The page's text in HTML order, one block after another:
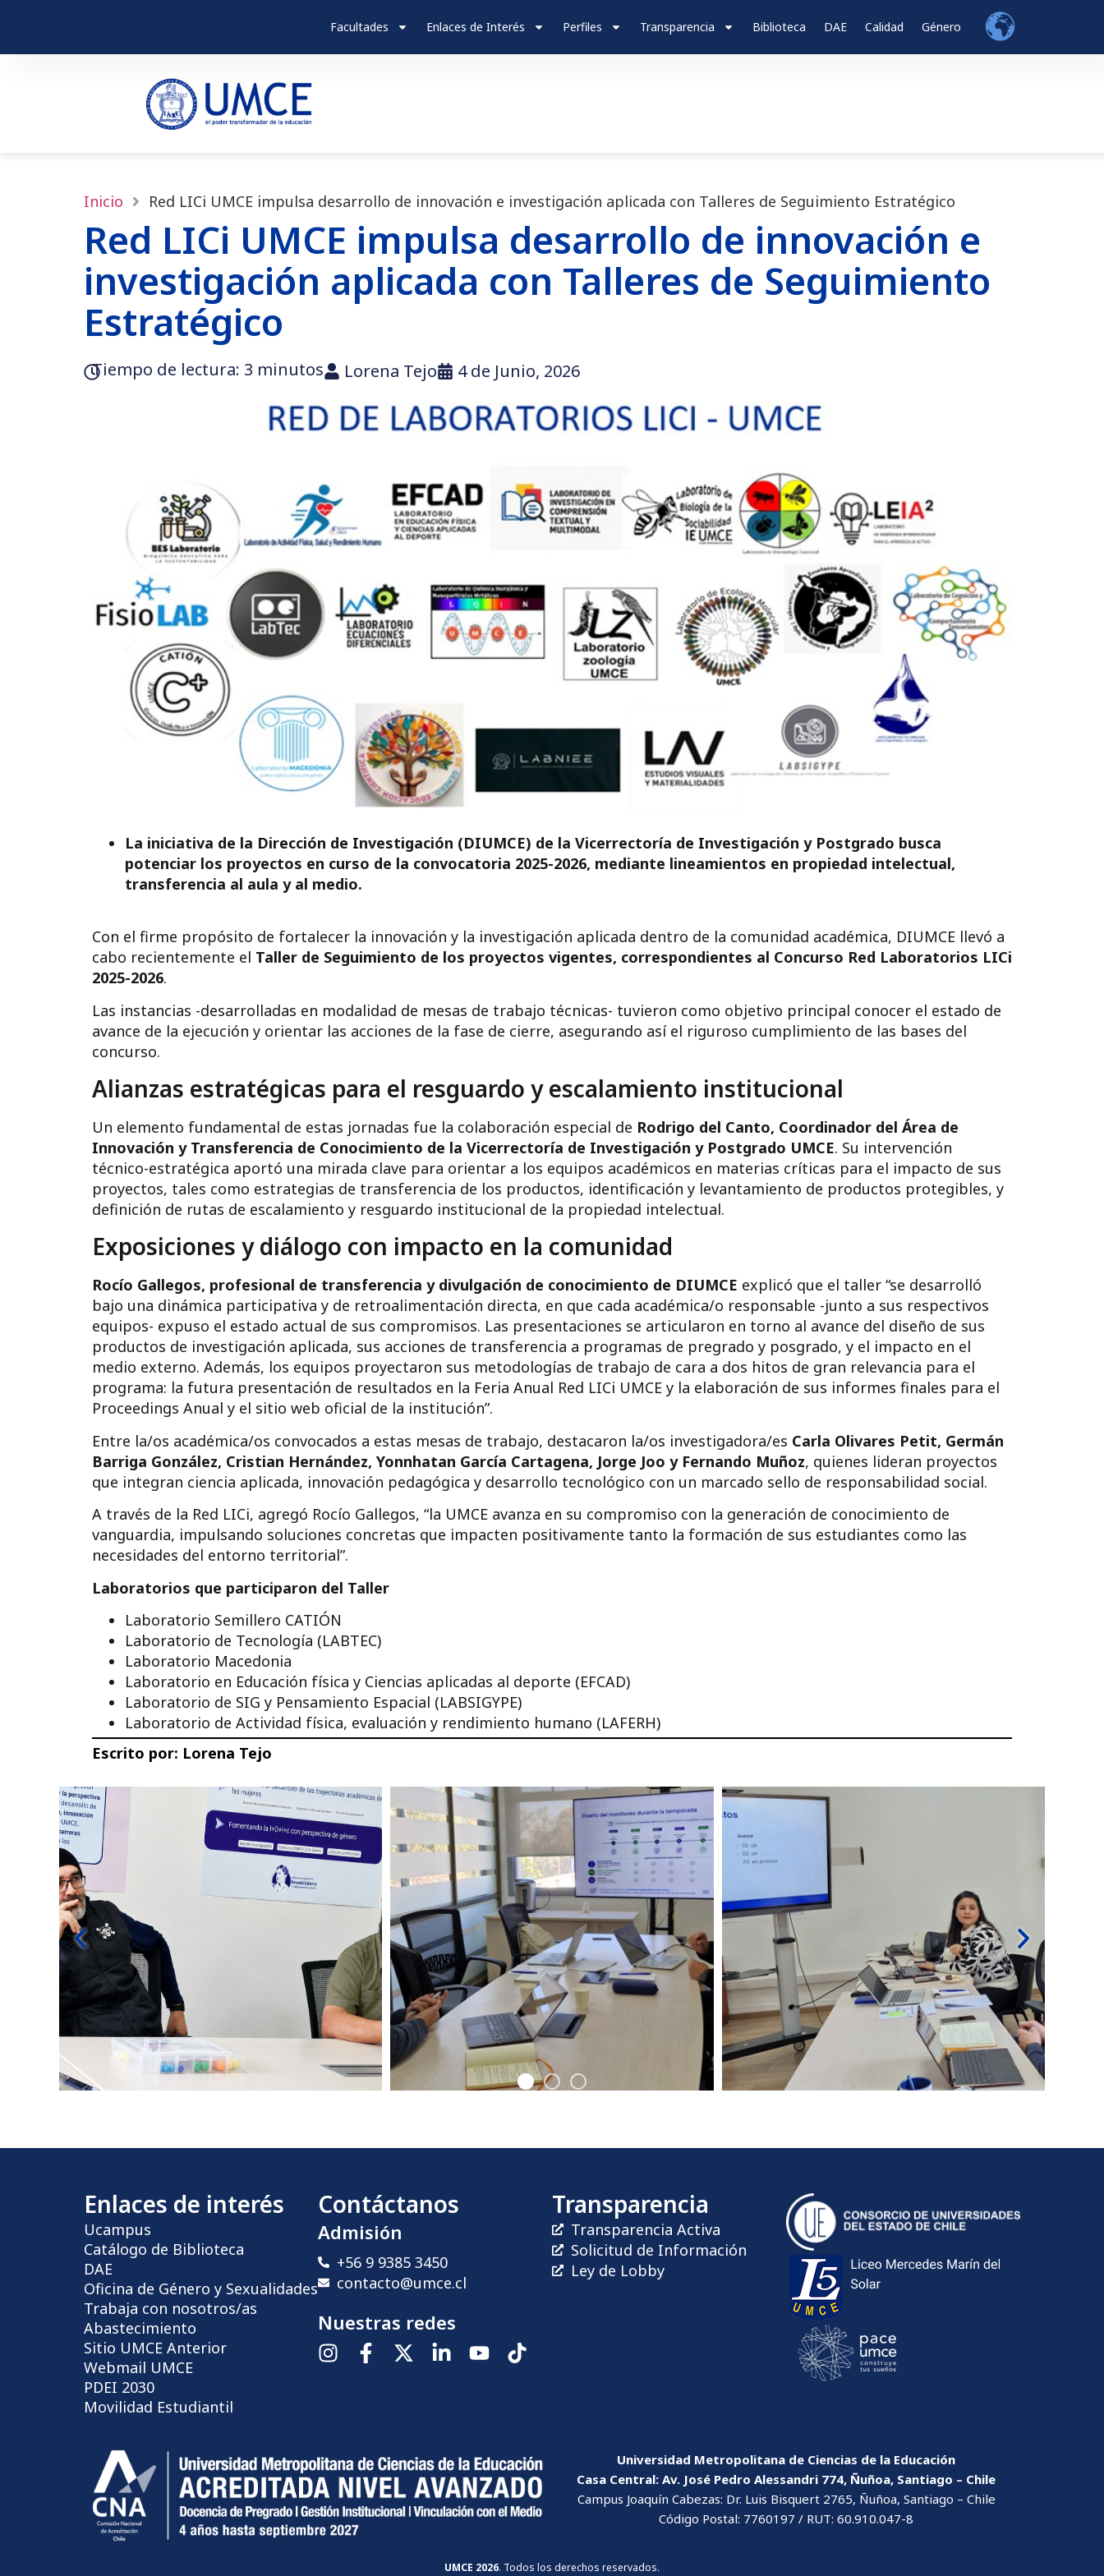
Facultades Enlaces de Interés Perfiles Transparencia Biblioteca DAE Calidad Género
Inicio Red LICi UMCE impulsa desarrollo de innovación e investigación aplicada con Talleres de Seguimiento Estratégico
Red LICi UMCE impulsa desarrollo de innovación e
investigación aplicada con Talleres de Seguimiento
Estratégico
Tiempo de lectura:‎ 3 minutos Lorena Tejo 4 de Junio, 2026
La iniciativa de la Dirección de Investigación (DIUMCE) de la Vicerrectoría de Investigación y Postgrado busca
potenciar los proyectos en curso de la convocatoria 2025-2026, mediante lineamientos en propiedad intelectual,
transferencia al aula y al medio.
Con el firme propósito de fortalecer la innovación y la investigación aplicada dentro de la comunidad académica, DIUMCE llevó a
cabo recientemente el Taller de Seguimiento de los proyectos vigentes, correspondientes al Concurso Red Laboratorios LICi
2025-2026.
Las instancias -desarrolladas en modalidad de mesas de trabajo técnicas- tuvieron como objetivo principal conocer el estado de
avance de la ejecución y orientar las acciones de la fase de cierre, asegurando así el riguroso cumplimiento de las bases del
concurso.
Alianzas estratégicas para el resguardo y escalamiento institucional
Un elemento fundamental de estas jornadas fue la colaboración especial de Rodrigo del Canto, Coordinador del Área de
Innovación y Transferencia de Conocimiento de la Vicerrectoría de Investigación y Postgrado UMCE. Su intervención
técnico-estratégica aportó una mirada clave para orientar a los equipos académicos en materias críticas para el impacto de sus
proyectos, tales como estrategias de transferencia de los productos, identificación y levantamiento de productos protegibles, y
definición de rutas de escalamiento y resguardo institucional de la propiedad intelectual.
Exposiciones y diálogo con impacto en la comunidad
Rocío Gallegos, profesional de transferencia y divulgación de conocimiento de DIUMCE explicó que el taller “se desarrolló
bajo una dinámica participativa y de retroalimentación directa, en que cada académica/o responsable -junto a sus respectivos
equipos- expuso el estado actual de sus compromisos. Las presentaciones se articularon en torno al avance del diseño de sus
productos de investigación aplicada, sus acciones de transferencia a programas de pregrado y posgrado, y el impacto en el
medio externo. Además, los equipos proyectaron sus metodologías de trabajo de cara a dos hitos de gran relevancia para el
programa: la futura presentación de resultados en la Feria Anual Red LICi UMCE y la elaboración de sus informes finales para el
Proceedings Anual y el sitio web oficial de la institución”.
Entre la/os académica/os convocados a estas mesas de trabajo, destacaron la/os investigadora/es Carla Olivares Petit, Germán
Barriga González, Cristian Hernández, Yonnhatan García Cartagena, Jorge Joo y Fernando Muñoz, quienes lideran proyectos
que integran ciencia aplicada, innovación pedagógica y desarrollo tecnológico con un marcado sello de responsabilidad social.
A través de la Red LICi, agregó Rocío Gallegos, “la UMCE avanza en su compromiso con la generación de conocimiento de
vanguardia, impulsando soluciones concretas que impacten positivamente tanto la formación de sus estudiantes como las
necesidades del entorno territorial”.
Laboratorios que participaron del Taller
Laboratorio Semillero CATIÓN
Laboratorio de Tecnología (LABTEC)
Laboratorio Macedonia
Laboratorio en Educación física y Ciencias aplicadas al deporte (EFCAD)
Laboratorio de SIG y Pensamiento Espacial (LABSIGYPE)
Laboratorio de Actividad física, evaluación y rendimiento humano (LAFERH)
Escrito por: Lorena Tejo
Enlaces de interés
Ucampus
Catálogo de Biblioteca
DAE
Oficina de Género y Sexualidades
Trabaja con nosotros/as
Abastecimiento
Sitio UMCE Anterior
Webmail UMCE
PDEI 2030
Movilidad Estudiantil
Contáctanos
Admisión
+56 9 9385 3450
contacto@umce.cl
Nuestras redes
Transparencia
Transparencia Activa
Solicitud de Información
Ley de Lobby
Universidad Metropolitana de Ciencias de la Educación
Casa Central: Av. José Pedro Alessandri 774, Ñuñoa, Santiago – Chile
Campus Joaquín Cabezas: Dr. Luis Bisquert 2765, Ñuñoa, Santiago – Chile
Código Postal: 7760197 / RUT: 60.910.047-8
UMCE 2026. Todos los derechos reservados.